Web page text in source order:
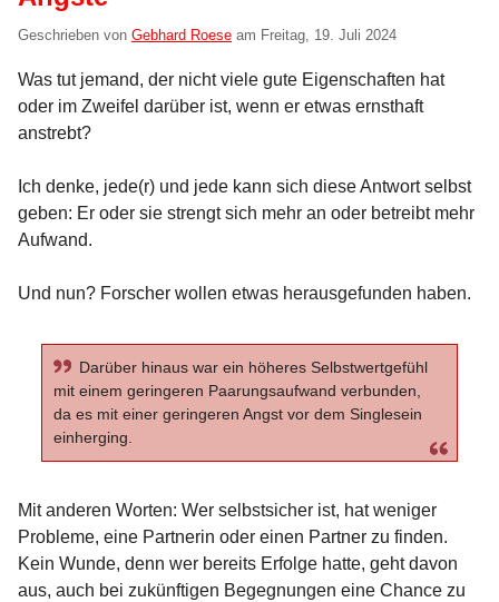
Geschrieben von Gebhard Roese am Freitag, 19. Juli 2024
Was tut jemand, der nicht viele gute Eigenschaften hat
oder im Zweifel darüber ist, wenn er etwas ernsthaft
anstrebt?
Ich denke, jede(r) und jede kann sich diese Antwort selbst
geben: Er oder sie strengt sich mehr an oder betreibt mehr
Aufwand.
Und nun? Forscher wollen etwas herausgefunden haben.
Darüber hinaus war ein höheres Selbstwertgefühl
mit einem geringeren Paarungsaufwand verbunden,
da es mit einer geringeren Angst vor dem Singlesein
einherging.
Mit anderen Worten: Wer selbstsicher ist, hat weniger
Probleme, eine Partnerin oder einen Partner zu finden.
Kein Wunde, denn wer bereits Erfolge hatte, geht davon
aus, auch bei zukünftigen Begegnungen eine Chance zu